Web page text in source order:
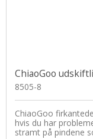
ChiaoGoo
8505-8
ChiaoGoo
hvis du har
stramt på pindene